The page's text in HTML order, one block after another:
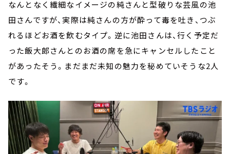
なんとなく繊細なイメージの純さんと型破りな芸風の池
田さんですが、実際は純さんの方が酔って毒を吐き、つぶ
れるほどお酒を飲むタイプ。逆に池田さんは、行く予定だ
った飯大郎さんとのお酒の席を急にキャンセルしたこと
があったそう。まだまだ未知の魅力を秘めていそうな2人
です。